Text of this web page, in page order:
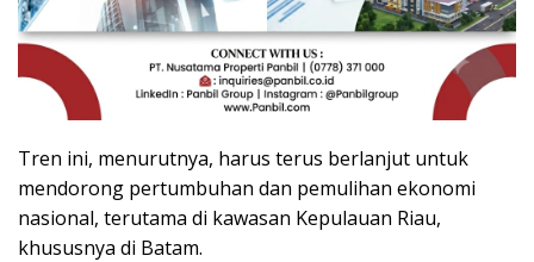
Tren ini, menurutnya, harus terus berlanjut untuk
mendorong pertumbuhan dan pemulihan ekonomi
nasional, terutama di kawasan Kepulauan Riau,
khususnya di Batam.